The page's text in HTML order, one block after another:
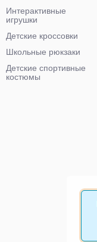
Интерактивные
игрушки
Детские кроссовки
Школьные рюкзаки
Детские спортивные
костюмы